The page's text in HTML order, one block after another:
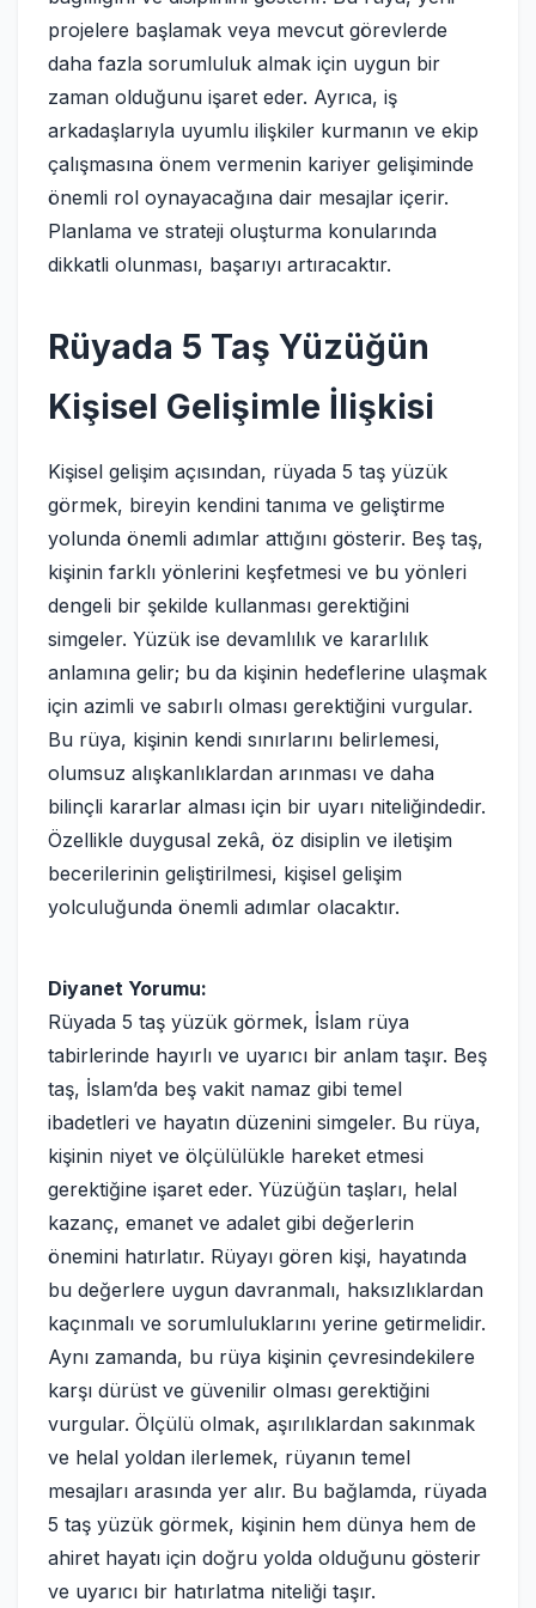
projelere başlamak veya mevcut görevlerde
daha fazla sorumluluk almak için uygun bir
zaman olduğunu işaret eder. Ayrıca, iş
arkadaşlarıyla uyumlu ilişkiler kurmanın ve ekip
çalışmasına önem vermenin kariyer gelişiminde
önemli rol oynayacağına dair mesajlar içerir.
Planlama ve strateji oluşturma konularında
dikkatli olunması, başarıyı artıracaktır.
Rüyada 5 Taş Yüzüğün
Kişisel Gelişimle İlişkisi
Kişisel gelişim açısından, rüyada 5 taş yüzük
görmek, bireyin kendini tanıma ve geliştirme
yolunda önemli adımlar attığını gösterir. Beş taş,
kişinin farklı yönlerini keşfetmesi ve bu yönleri
dengeli bir şekilde kullanması gerektiğini
simgeler. Yüzük ise devamlılık ve kararlılık
anlamına gelir; bu da kişinin hedeflerine ulaşmak
için azimli ve sabırlı olması gerektiğini vurgular.
Bu rüya, kişinin kendi sınırlarını belirlemesi,
olumsuz alışkanlıklardan arınması ve daha
bilinçli kararlar alması için bir uyarı niteliğindedir.
Özellikle duygusal zekâ, öz disiplin ve iletişim
becerilerinin geliştirilmesi, kişisel gelişim
yolculuğunda önemli adımlar olacaktır.
Diyanet Yorumu:
Rüyada 5 taş yüzük görmek, İslam rüya
tabirlerinde hayırlı ve uyarıcı bir anlam taşır. Beş
taş, İslam’da beş vakit namaz gibi temel
ibadetleri ve hayatın düzenini simgeler. Bu rüya,
kişinin niyet ve ölçülülükle hareket etmesi
gerektiğine işaret eder. Yüzüğün taşları, helal
kazanç, emanet ve adalet gibi değerlerin
önemini hatırlatır. Rüyayı gören kişi, hayatında
bu değerlere uygun davranmalı, haksızlıklardan
kaçınmalı ve sorumluluklarını yerine getirmelidir.
Aynı zamanda, bu rüya kişinin çevresindekilere
karşı dürüst ve güvenilir olması gerektiğini
vurgular. Ölçülü olmak, aşırılıklardan sakınmak
ve helal yoldan ilerlemek, rüyanın temel
mesajları arasında yer alır. Bu bağlamda, rüyada
5 taş yüzük görmek, kişinin hem dünya hem de
ahiret hayatı için doğru yolda olduğunu gösterir
ve uyarıcı bir hatırlatma niteliği taşır.